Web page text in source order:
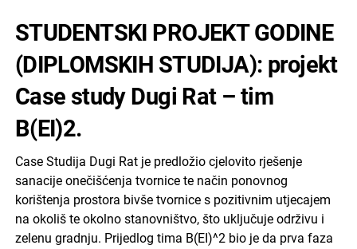
STUDENTSKI PROJEKT GODINE
(DIPLOMSKIH STUDIJA): projekt
Case study Dugi Rat – tim
B(EI)2.
Case Studija Dugi Rat je predložio cjelovito rješenje
sanacije onečišćenja tvornice te način ponovnog
korištenja prostora bivše tvornice s pozitivnim utjecajem
na okoliš te okolno stanovništvo, što uključuje održivu i
zelenu gradnju. Prijedlog tima B(EI)^2 bio je da prva faza